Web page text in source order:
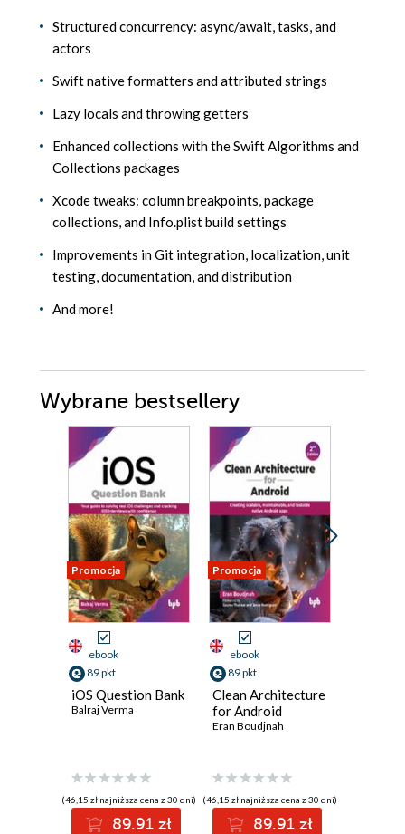
Structured concurrency: async/await, tasks, and
actors
Swift native formatters and attributed strings
Lazy locals and throwing getters
Enhanced collections with the Swift Algorithms and
Collections packages
Xcode tweaks: column breakpoints, package
collections, and Info.plist build settings
Improvements in Git integration, localization, unit
testing, documentation, and distribution
And more!
Wybrane bestsellery
Promocja
ebook
89 pkt
iOS Question Bank
Balraj Verma
(46,15 zł najniższa cena z 30 dni)
89.91 zł
Promocja
ebook
89 pkt
Clean Architecture
for Android
Eran Boudjnah
(46,15 zł najniższa cena z 30 dni)
89.91 zł